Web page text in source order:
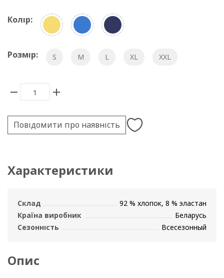
Колір:
Розмір: S M L XL XXL
Повідомити про наявність
Характеристики
Склад
92 % хлопок, 8 % эластан
Країна виробник
Беларусь
Сезонність
Всесезонный
Опис